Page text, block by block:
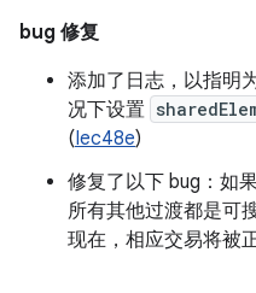
bug 修复
添加了日志，以指明
况下设置
(Iec48e)
修复了以下 bug：如
所有其他过渡都是可
现在，相应交易将被